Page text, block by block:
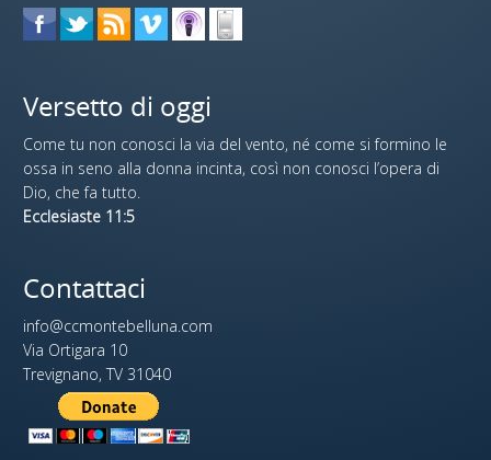
Versetto di oggi
Come tu non conosci la via del vento, né come si formino le
ossa in seno alla donna incinta, così non conosci l’opera di
Dio, che fa tutto.
Ecclesiaste 11:5
Contattaci
info@ccmontebelluna.com
Via Ortigara 10
Trevignano, TV 31040